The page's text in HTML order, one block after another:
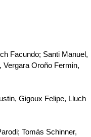
Facundo; Santi Manuel,
Vergara Oroño Fermin,
Gigoux Felipe, Lluch
Tomás Schinner,